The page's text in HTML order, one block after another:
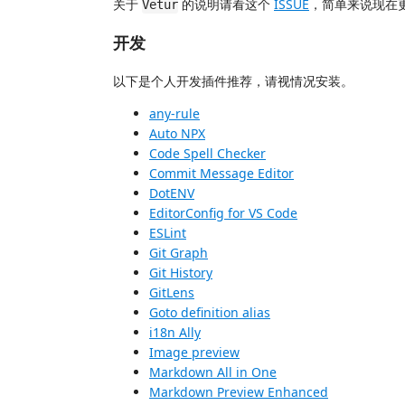
关于 Vetur 的说明请看这个 ISSUE ，简单来说现在
开发
以下是个人开发插件推荐，请视情况安装。
any-rule
Auto NPX
Code Spell Checker
Commit Message Editor
DotENV
EditorConfig for VS Code
ESLint
Git Graph
Git History
GitLens
Goto definition alias
i18n Ally
Image preview
Markdown All in One
Markdown Preview Enhanced